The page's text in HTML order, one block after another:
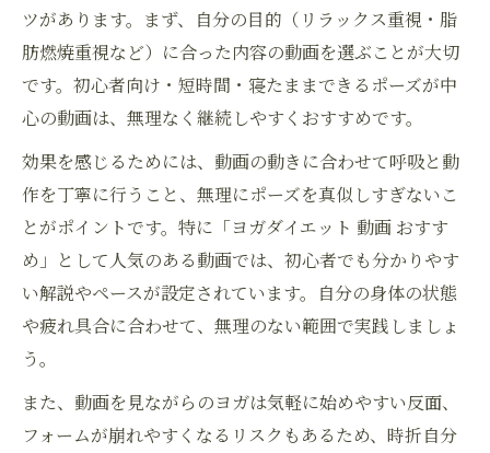
ツがあります。まず、自分の目的（リラックス重視・脂
肪燃焼重視など）に合った内容の動画を選ぶことが大切
です。初心者向け・短時間・寝たままできるポーズが中
心の動画は、無理なく継続しやすくおすすめです。
効果を感じるためには、動画の動きに合わせて呼吸と動
作を丁寧に行うこと、無理にポーズを真似しすぎないこ
とがポイントです。特に「ヨガダイエット 動画 おすす
め」として人気のある動画では、初心者でも分かりやす
い解説やペースが設定されています。自分の身体の状態
や疲れ具合に合わせて、無理のない範囲で実践しましょ
う。
また、動画を見ながらのヨガは気軽に始めやすい反面、
フォームが崩れやすくなるリスクもあるため、時折自分